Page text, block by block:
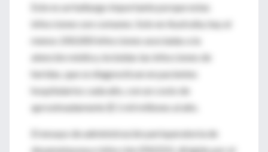
Este es un hallazgo importante porque estas
infecciones son comunes. Solo en Australia, hay al
menos 200,000 infecciones asociadas a la
atención médica, incluidas las infecciones de
heridas, que se diagnostican en pacientes
hospitalarios cada año, con un costo de
aproximadamente $ 1 mil millones al año.
El ensayo de administración perioperatoria de